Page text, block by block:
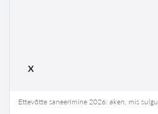
x
Ettevõtte saneerimine 2026: aken, mis